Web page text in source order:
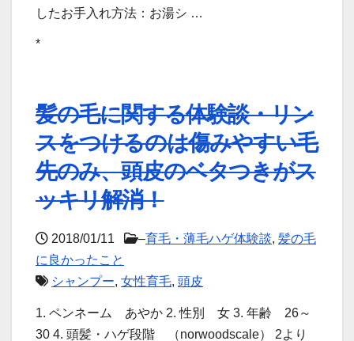
したお手入れ方法：お湯シ …
*
髪の毛に関する体験談・リン
スをつけるのは傷みやすい毛
先のみ、頭皮のベタつきがス
ッキリ解消！
2018/01/11 –育毛・薄毛ハゲ体験談, 髪の毛
に良かったこと
シャンプー, 女性育毛, 頭皮
1. ペンネーム あやか 2. 性別 女 3. 年齢 26～
30 4. 頭髪・ハゲ段階 （norwoodscale） 2より